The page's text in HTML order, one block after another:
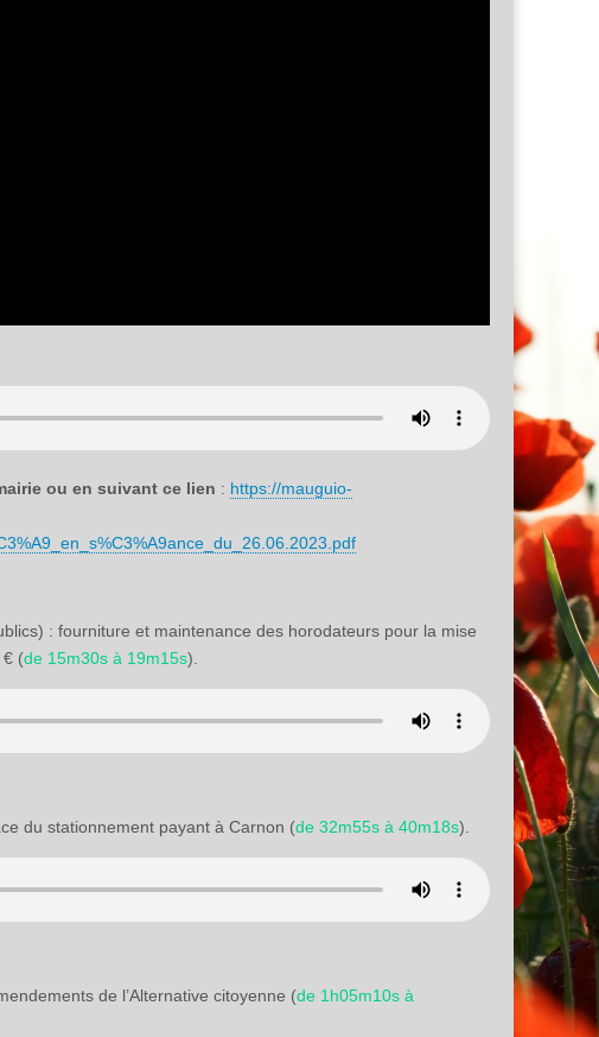
ou en suivant ce lien : https://mauguio-
: fourniture et maintenance des horodateurs pour la mise
€ (de 15m30s à 19m15s).
du stationnement payant à Carnon (de 32m55s à 40m18s).
de l’Alternative citoyenne (de 1h05m10s à